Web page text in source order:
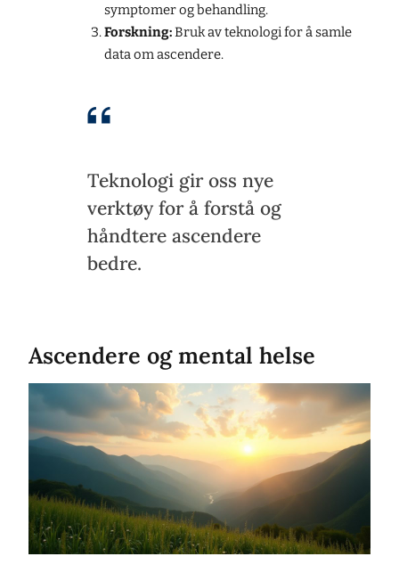
symptomer og behandling.
Forskning:Bruk av teknologi for å samle
data om ascendere.
Teknologi gir oss nye
verktøy for å forstå og
håndtere ascendere
bedre.
Ascendere og mental helse